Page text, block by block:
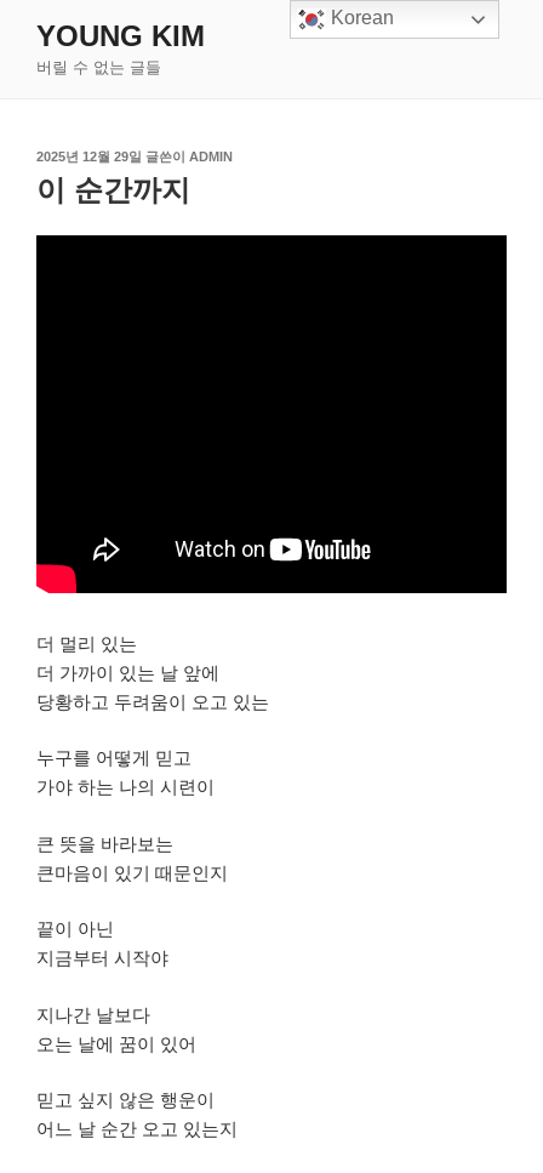
YOUNG KIM
버릴 수 없는 글들
작
성
일
2025년 12월 29일 글쓴이 ADMIN
이 순간까지
더 멀리 있는
더 가까이 있는 날 앞에
당황하고 두려움이 오고 있는
누구를 어떻게 믿고
가야 하는 나의 시련이
큰 뜻을 바라보는
큰마음이 있기 때문인지
끝이 아닌
지금부터 시작야
지나간 날보다
오는 날에 꿈이 있어
믿고 싶지 않은 행운이
어느 날 순간 오고 있는지
Korean